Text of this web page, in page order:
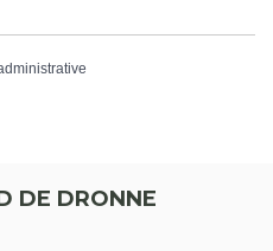
DE DRONNE